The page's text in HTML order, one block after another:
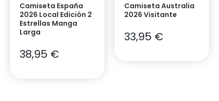
Camiseta España
2026 Local Edición 2
Estrellas Manga
Larga
38,95 €
Camiseta Australia
2026 Visitante
33,95 €